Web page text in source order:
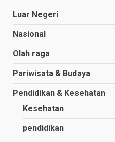
Luar Negeri
Nasional
Olah raga
Pariwisata & Budaya
Pendidikan & Kesehatan
Kesehatan
pendidikan